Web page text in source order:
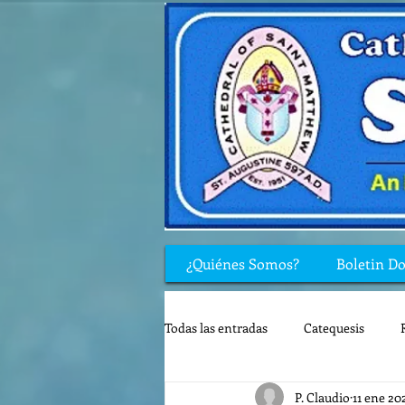
¿Quiénes Somos? Boletin
Todas las entradas Catequesis
Rincón de los niños Biblia
P. Claudio 11 ene